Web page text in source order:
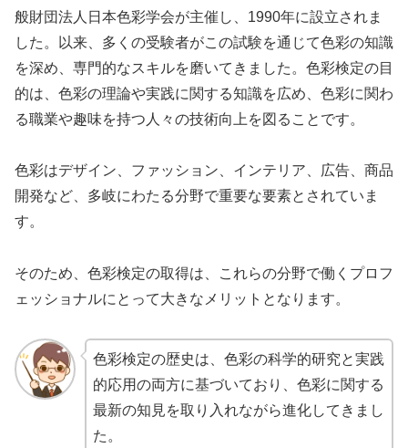
般財団法人日本色彩学会が主催し、1990年に設立されま
した。以来、多くの受験者がこの試験を通じて色彩の知識
を深め、専門的なスキルを磨いてきました。色彩検定の目
的は、色彩の理論や実践に関する知識を広め、色彩に関わ
る職業や趣味を持つ人々の技術向上を図ることです。
色彩はデザイン、ファッション、インテリア、広告、商品
開発など、多岐にわたる分野で重要な要素とされていま
す。
そのため、色彩検定の取得は、これらの分野で働くプロフ
ェッショナルにとって大きなメリットとなります。
色彩検定の歴史は、色彩の科学的研究と実践
的応用の両方に基づいており、色彩に関する
最新の知見を取り入れながら進化してきまし
た。